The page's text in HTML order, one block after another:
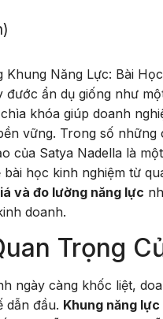
Năng Lực: Bài
đước ẩn dụ giống như
khóa giúp doanh
vững. Trong số
của Satya Nadella là
học kinh nghiệm từ
và đo lường năng lực
doanh.
Trọng
ngày càng khốc liệt,
dẫn đầu. Khung năng lực